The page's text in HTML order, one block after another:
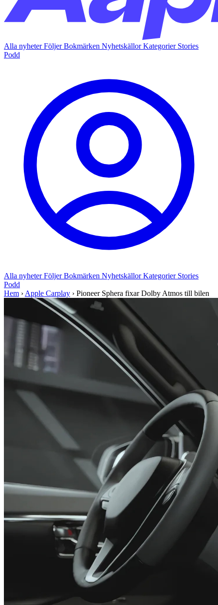
Alla nyheterFöljerBokmärken NyhetskällorKategorier Stories
Podd
Alla nyheterFöljerBokmärken NyhetskällorKategorier Stories
Podd
Hem › Apple Carplay › Pioneer Sphera fixar Dolby Atmos till bilen